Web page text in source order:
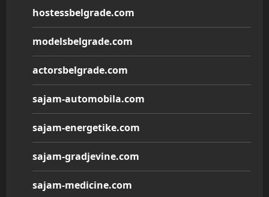
hostessbelgrade.com
modelsbelgrade.com
actorsbelgrade.com
sajam-automobila.com
sajam-energetike.com
sajam-gradjevine.com
sajam-medicine.com